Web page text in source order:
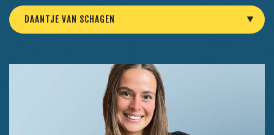
DAANTJE VAN SCHAGEN